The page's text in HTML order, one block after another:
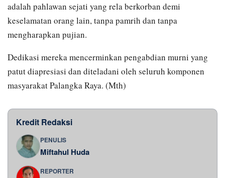
adalah pahlawan sejati yang rela berkorban demi
keselamatan orang lain, tanpa pamrih dan tanpa
mengharapkan pujian.
Dedikasi mereka mencerminkan pengabdian murni yang
patut diapresiasi dan diteladani oleh seluruh komponen
masyarakat Palangka Raya. (Mth)
Kredit Redaksi
PENULIS
Miftahul Huda
REPORTER